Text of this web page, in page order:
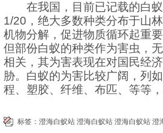
在我国，目前已记载的白
1/20 ，绝大多数种类分布于山
机物分解，促进物质循环起重
但部份白蚁的种类作为害虫，
相关，其为害表现在对国民经
胁。白蚁的为害比较广阔，列
程、塑胶、纤维、布匹、等等
标签： 澄海白蚁站 澄海白蚁站 澄海白蚁站 澄